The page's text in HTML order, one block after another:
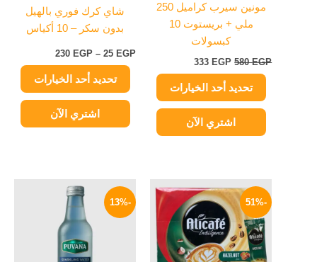
مونين سيرب كراميل 250
ملي + بريستوت 10
كبسولات
580EGP
333 EGP
تحديد أحد الخيارات
اختيار
الخيارات
صفحة
المنتج
اشتري الآن
شاي كرك فوري بالهيل
بدون سكر – 10 أكياس
25 EGP
–
230 EGP
تحديد أحد الخيارات
اختيار
الخيارات
صفحة
المنتج
اشتري الآن
-51%
السعر:
من
خلال
⁦99 EGP⁩
هناك
العديد
من
الأشكال
المختلفة
-13%
السعر
الأصلي
السعر
الحالي
هو:
28 EGP.